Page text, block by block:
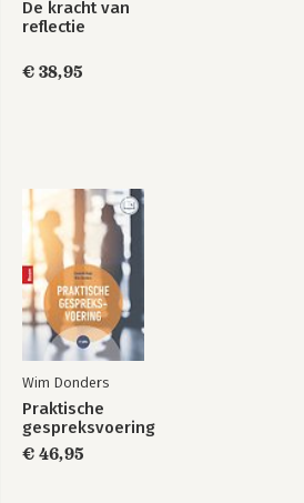
De kracht van
reflectie
€ 38,95
Wim Donders
Praktische
gespreksvoering
€ 46,95